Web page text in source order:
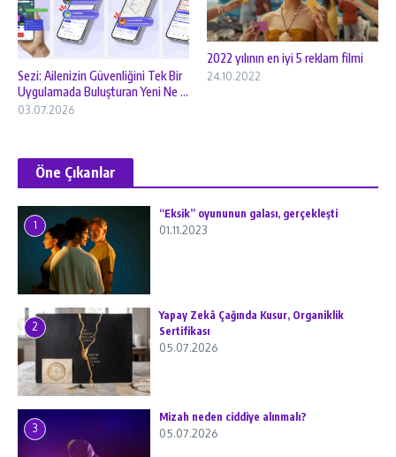
Sezi: Ailenizin Güvenliğini Tek Bir
Uygulamada Buluşturan Yeni Ne ...
03.07.2026
2022 yılının en iyi 5 reklam filmi
24.10.2022
Öne Çıkanlar
1
“Eksik” oyununun galası, gerçekleşti
01.11.2023
2
Yapay Zekâ Çağında Kusur, Organiklik
Sertifikası
05.07.2026
3
Mizah neden ciddiye alınmalı?
05.07.2026